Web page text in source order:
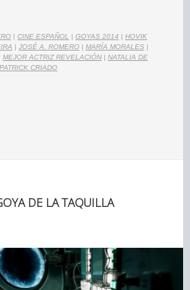
| CINE ESPAÑOL | GOYAS 2014 | HOVIK
| JOSÉ A. ROMERO | MARÍA MORALES |
MEJOR ACTRIZ REVELACIÓN | NATALIA DE
PATRICK CRIADO
DE LA TAQUILLA